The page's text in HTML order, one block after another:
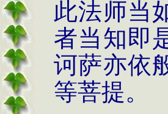
此法师当
者当知即
诃萨亦依
等菩提。